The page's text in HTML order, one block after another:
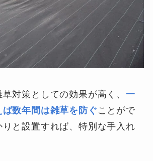
草対策としての効果が高く、一
数年間は雑草を防ぐ ことがで
りと設置すれば、特別な手入れ